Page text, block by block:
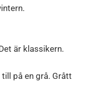
är klassikern.
på en grå. Grått